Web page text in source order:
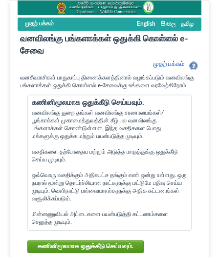
முதற் பக்கம் English සිංහල தமிழ
வனவிலங்கு பங்களாக்கள் ஒதுக்கி கொள்ளல் e-
சேவை
முதற் பக்கம்
வனசீவராசிகள் பாதுகாப்பு திணைக்களத்தினால் வழங்கப்படும் வனவிலங்கு
பங்களாக்கள் ஒதுக்கி கொள்ளல் e-சேவைக்கு உங்களை வரவேற்கிறோம்
கணினிமூலமாக ஒதுக்கீடு செய்யவும்.
வனவிலங்கு துறை தங்கள் வனவிலங்கு சரணாலயங்கள்/
பூங்காக்கள் முகாமைத்துவத்தின் கீழ் பல வனவிலங்கு
பங்களாக்கள் கொண்டுள்ளன. இந்த வசதிகளை பொது
மக்களுக்கு ஒதுக்க மற்றும் பயன்படுத்த முடியும்.
வசதிகளை தற்போதைய மற்றும் அடுத்த மாதத்துக்கு ஒதுக்கீடு
செய்ய முடியும்.
ஒவ்வொரு வசதிக்கும் அதிகபட்ச தங்கும் எண் ஒன்று உள்ளது. ஒரு
நபரால் மூன்று தொடர்ச்சியான நாட்களுக்கு மட்டுமே பதிவு செய்ய
முடியும். வெளிநாட்டு பார்வையாளர்களுக்கு அதிக கட்டணங்கள்
வசூலிக்கப்படும்.
மின்னணுவியல் அட்டைகளை பயன்படுத்தி கட்டணம்களை
செலுத்த முடியும்.
கணினிமூலமாக ஒதுக்கீடு செய்யவும்.